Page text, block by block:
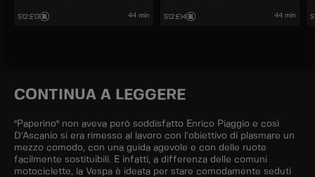
S12:E13 44 min S12:E14 44 min
CONTINUA A LEGGERE
"Paperino" non aveva però soddisfatto Enrico Piaggio e così
D’Ascanio si era rimesso al lavoro con l’obiettivo di plasmare un
mezzo comodo, con una guida agevole e con delle ruote
facilmente sostituibili. E infatti, a differenza delle comuni
motociclette, la Vespa è ideata per stare comodamente seduti